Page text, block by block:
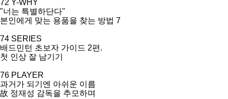
72 Y-WHY
"너는 특별하단다"
본인에게 맞는 용품을 찾는 방법 7
74 SERIES
배드민턴 초보자 가이드 2편 .
첫 인상 잘 남기기
76 PLAYER
과거가 되기엔 아쉬운 이름
故 정재성 감독을 추모하며